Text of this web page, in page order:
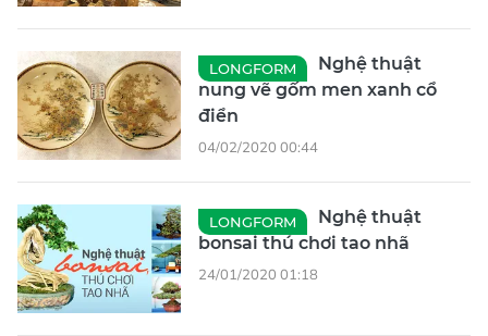
LONGFORM
Nghệ thuật
nung vẽ gốm men xanh cổ
điển
04/02/2020 00:44
LONGFORM
Nghệ thuật
bonsai thú chơi tao nhã
24/01/2020 01:18